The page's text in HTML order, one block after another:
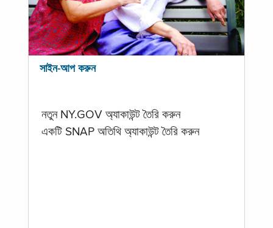
সাইন-আপ করুন
নতুন NY.GOV অ্যাকাউন্ট তৈরি করুন
একটি SNAP অতিথি অ্যাকাউন্ট তৈরি করুন